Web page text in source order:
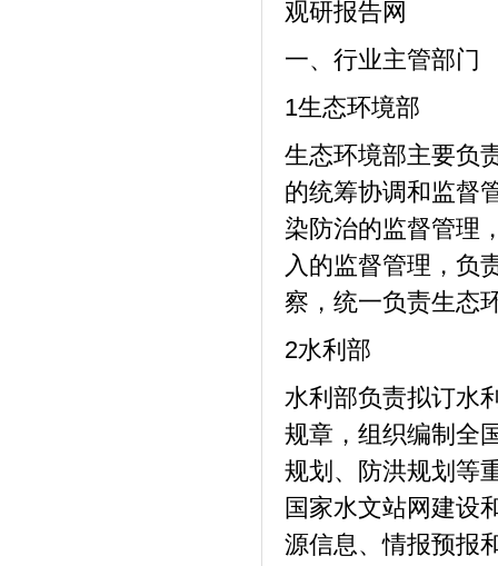
观研报告网
一、行业主管部门
1生态环境部
生态环境部主要负
的统筹协调和监督
染防治的监督管理
入的监督管理，负
察，统一负责生态
2水利部
水利部负责拟订水
规章，组织编制全
规划、防洪规划等
国家水文站网建设
源信息、情报预报